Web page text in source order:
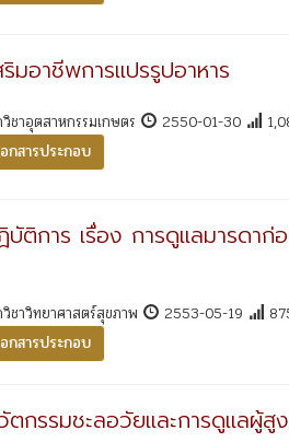
มอาชีพการแปรรูปอาหาร
าอุตสาหกรรมเกษตร 2550-01-30
กสารประกอบ
บัติการ เรื่อง การดูแลมารดา
าวิทยาศาสตร์สุขภาพ 2553-05-19
กสารประกอบ
ตกรรมชะลอวัยและการดูแลผู้